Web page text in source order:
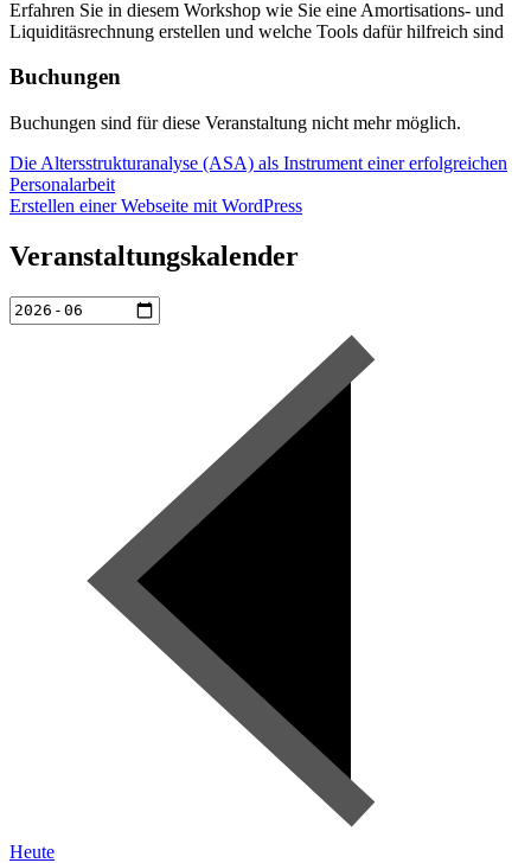
Erfahren Sie in diesem Workshop wie Sie eine Amortisations- und
Liquiditäsrechnung erstellen und welche Tools dafür hilfreich sind
Buchungen
Buchungen sind für diese Veranstaltung nicht mehr möglich.
Beitragsnavigation
Die Altersstrukturanalyse (ASA) als Instrument einer erfolgreichen
Personalarbeit
Erstellen einer Webseite mit WordPress
Veranstaltungskalender
Heute